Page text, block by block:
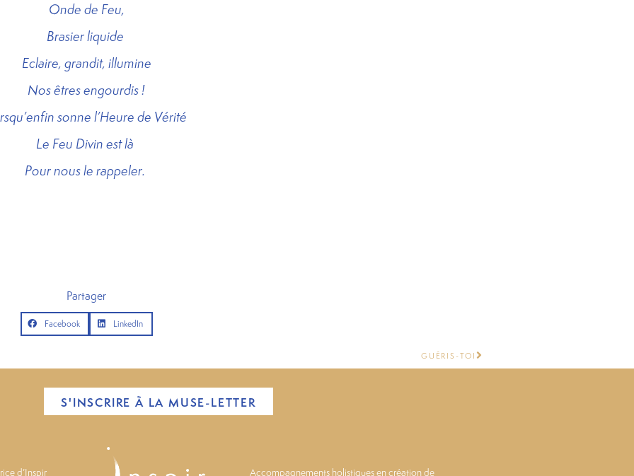
Onde de Feu,
Brasier liquide
Eclaire, grandit, illumine
Nos êtres engourdis !
sonne l’Heure de Vérité
Le Feu Divin est là
Pour nous le rappeler.
Partager
Facebook LinkedIn
GUÉRIS-TOI
S'INSCRIRE À LA MUSE-LETTER
d’Inspir Accompagnements holistiques en création de